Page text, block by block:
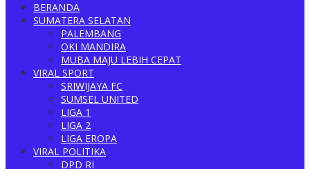
BERANDA
SUMATERA SELATAN
PALEMBANG
OKI MANDIRA
MUBA MAJU LEBIH CEPAT
VIRAL SPORT
SRIWIJAYA FC
SUMSEL UNITED
LIGA 1
LIGA 2
LIGA EROPA
VIRAL POLITIKA
DPD RI